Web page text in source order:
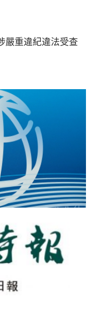
嚴重違紀違法受查